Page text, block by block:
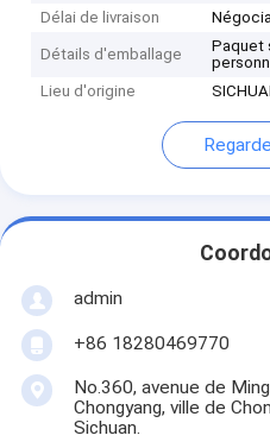
Délai de livraison
Détails d'emballage
Paquet
Lieu d'origine
admin
+86 18280469770
No.360, avenue de
Chongyang, ville de
Sichuan.